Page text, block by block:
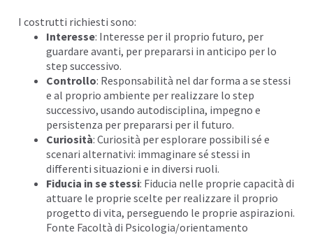
I costrutti richiesti sono:
Interesse: Interesse per il proprio futuro, per
guardare avanti, per prepararsi in anticipo per lo
step successivo.
Controllo: Responsabilità nel dar forma a se stessi
e al proprio ambiente per realizzare lo step
successivo, usando autodisciplina, impegno e
persistenza per prepararsi per il futuro.
Curiosità: Curiosità per esplorare possibili sé e
scenari alternativi: immaginare sé stessi in
differenti situazioni e in diversi ruoli.
Fiducia in se stessi: Fiducia nelle proprie capacità di
attuare le proprie scelte per realizzare il proprio
progetto di vita, perseguendo le proprie aspirazioni.
Fonte Facoltà di Psicologia/orientamento